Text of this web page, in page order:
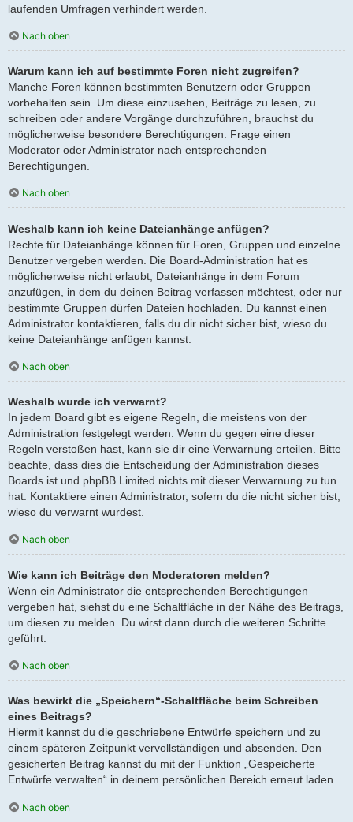
laufenden Umfragen verhindert werden.
Nach oben
Warum kann ich auf bestimmte Foren nicht zugreifen?
Manche Foren können bestimmten Benutzern oder Gruppen
vorbehalten sein. Um diese einzusehen, Beiträge zu lesen, zu
schreiben oder andere Vorgänge durchzuführen, brauchst du
möglicherweise besondere Berechtigungen. Frage einen
Moderator oder Administrator nach entsprechenden
Berechtigungen.
Nach oben
Weshalb kann ich keine Dateianhänge anfügen?
Rechte für Dateianhänge können für Foren, Gruppen und einzelne
Benutzer vergeben werden. Die Board-Administration hat es
möglicherweise nicht erlaubt, Dateianhänge in dem Forum
anzufügen, in dem du deinen Beitrag verfassen möchtest, oder nur
bestimmte Gruppen dürfen Dateien hochladen. Du kannst einen
Administrator kontaktieren, falls du dir nicht sicher bist, wieso du
keine Dateianhänge anfügen kannst.
Nach oben
Weshalb wurde ich verwarnt?
In jedem Board gibt es eigene Regeln, die meistens von der
Administration festgelegt werden. Wenn du gegen eine dieser
Regeln verstoßen hast, kann sie dir eine Verwarnung erteilen. Bitte
beachte, dass dies die Entscheidung der Administration dieses
Boards ist und phpBB Limited nichts mit dieser Verwarnung zu tun
hat. Kontaktiere einen Administrator, sofern du die nicht sicher bist,
wieso du verwarnt wurdest.
Nach oben
Wie kann ich Beiträge den Moderatoren melden?
Wenn ein Administrator die entsprechenden Berechtigungen
vergeben hat, siehst du eine Schaltfläche in der Nähe des Beitrags,
um diesen zu melden. Du wirst dann durch die weiteren Schritte
geführt.
Nach oben
Was bewirkt die „Speichern“-Schaltfläche beim Schreiben
eines Beitrags?
Hiermit kannst du die geschriebene Entwürfe speichern und zu
einem späteren Zeitpunkt vervollständigen und absenden. Den
gesicherten Beitrag kannst du mit der Funktion „Gespeicherte
Entwürfe verwalten“ in deinem persönlichen Bereich erneut laden.
Nach oben